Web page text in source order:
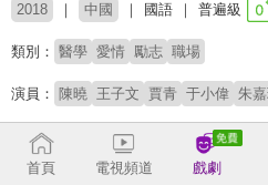
2018 中國 國語 普遍級
類別： 醫學 愛情 勵志 職場
演員： 陳曉 王子文 賈青 于小偉 朱
導演：
首頁 電視頻道 戲劇